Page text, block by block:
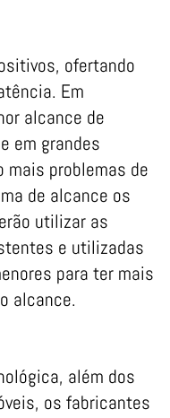
ofertando
Em
alcance de
em grandes
mais problemas de
de alcance os
utilizar as
e utilizadas
para ter mais
alcance.
além dos
os fabricantes